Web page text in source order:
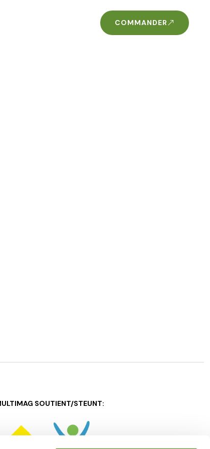
COMMANDER
SOUTIENT/STEUNT: